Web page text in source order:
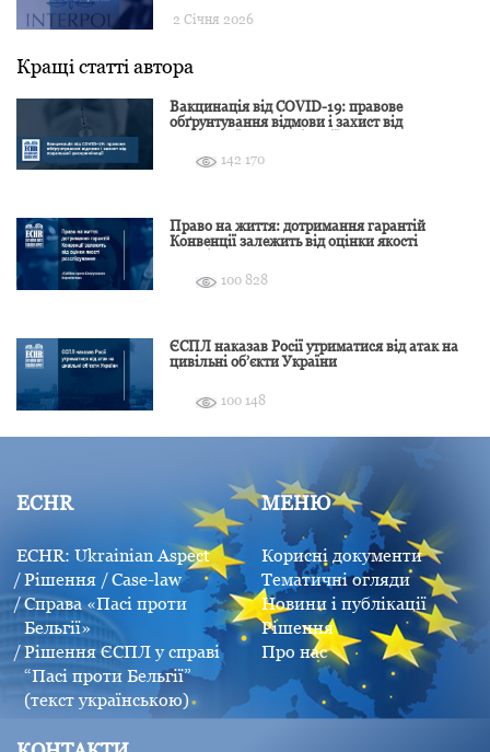
2 Січня 2026
Кращі статті автора
Вакцинація від COVID-19: правове
обґрунтування відмови і захист від
142 170
Право на життя: дотримання гарантій
Конвенції залежить від оцінки якості
100 828
ЄСПЛ наказав Росії утриматися від атак на
цивільні об’єкти України
100 148
ECHR
ECHR: Ukrainian Aspect
Рішення
Case-law
Справа «Пасі проти
Бельгії»
Рішення ЄСПЛ у справі
“Пасі проти Бельгії”
(текст українською)
МЕНЮ
Корисні документи
Тематичні огляди
Новини і публікації
Рішення
Про нас